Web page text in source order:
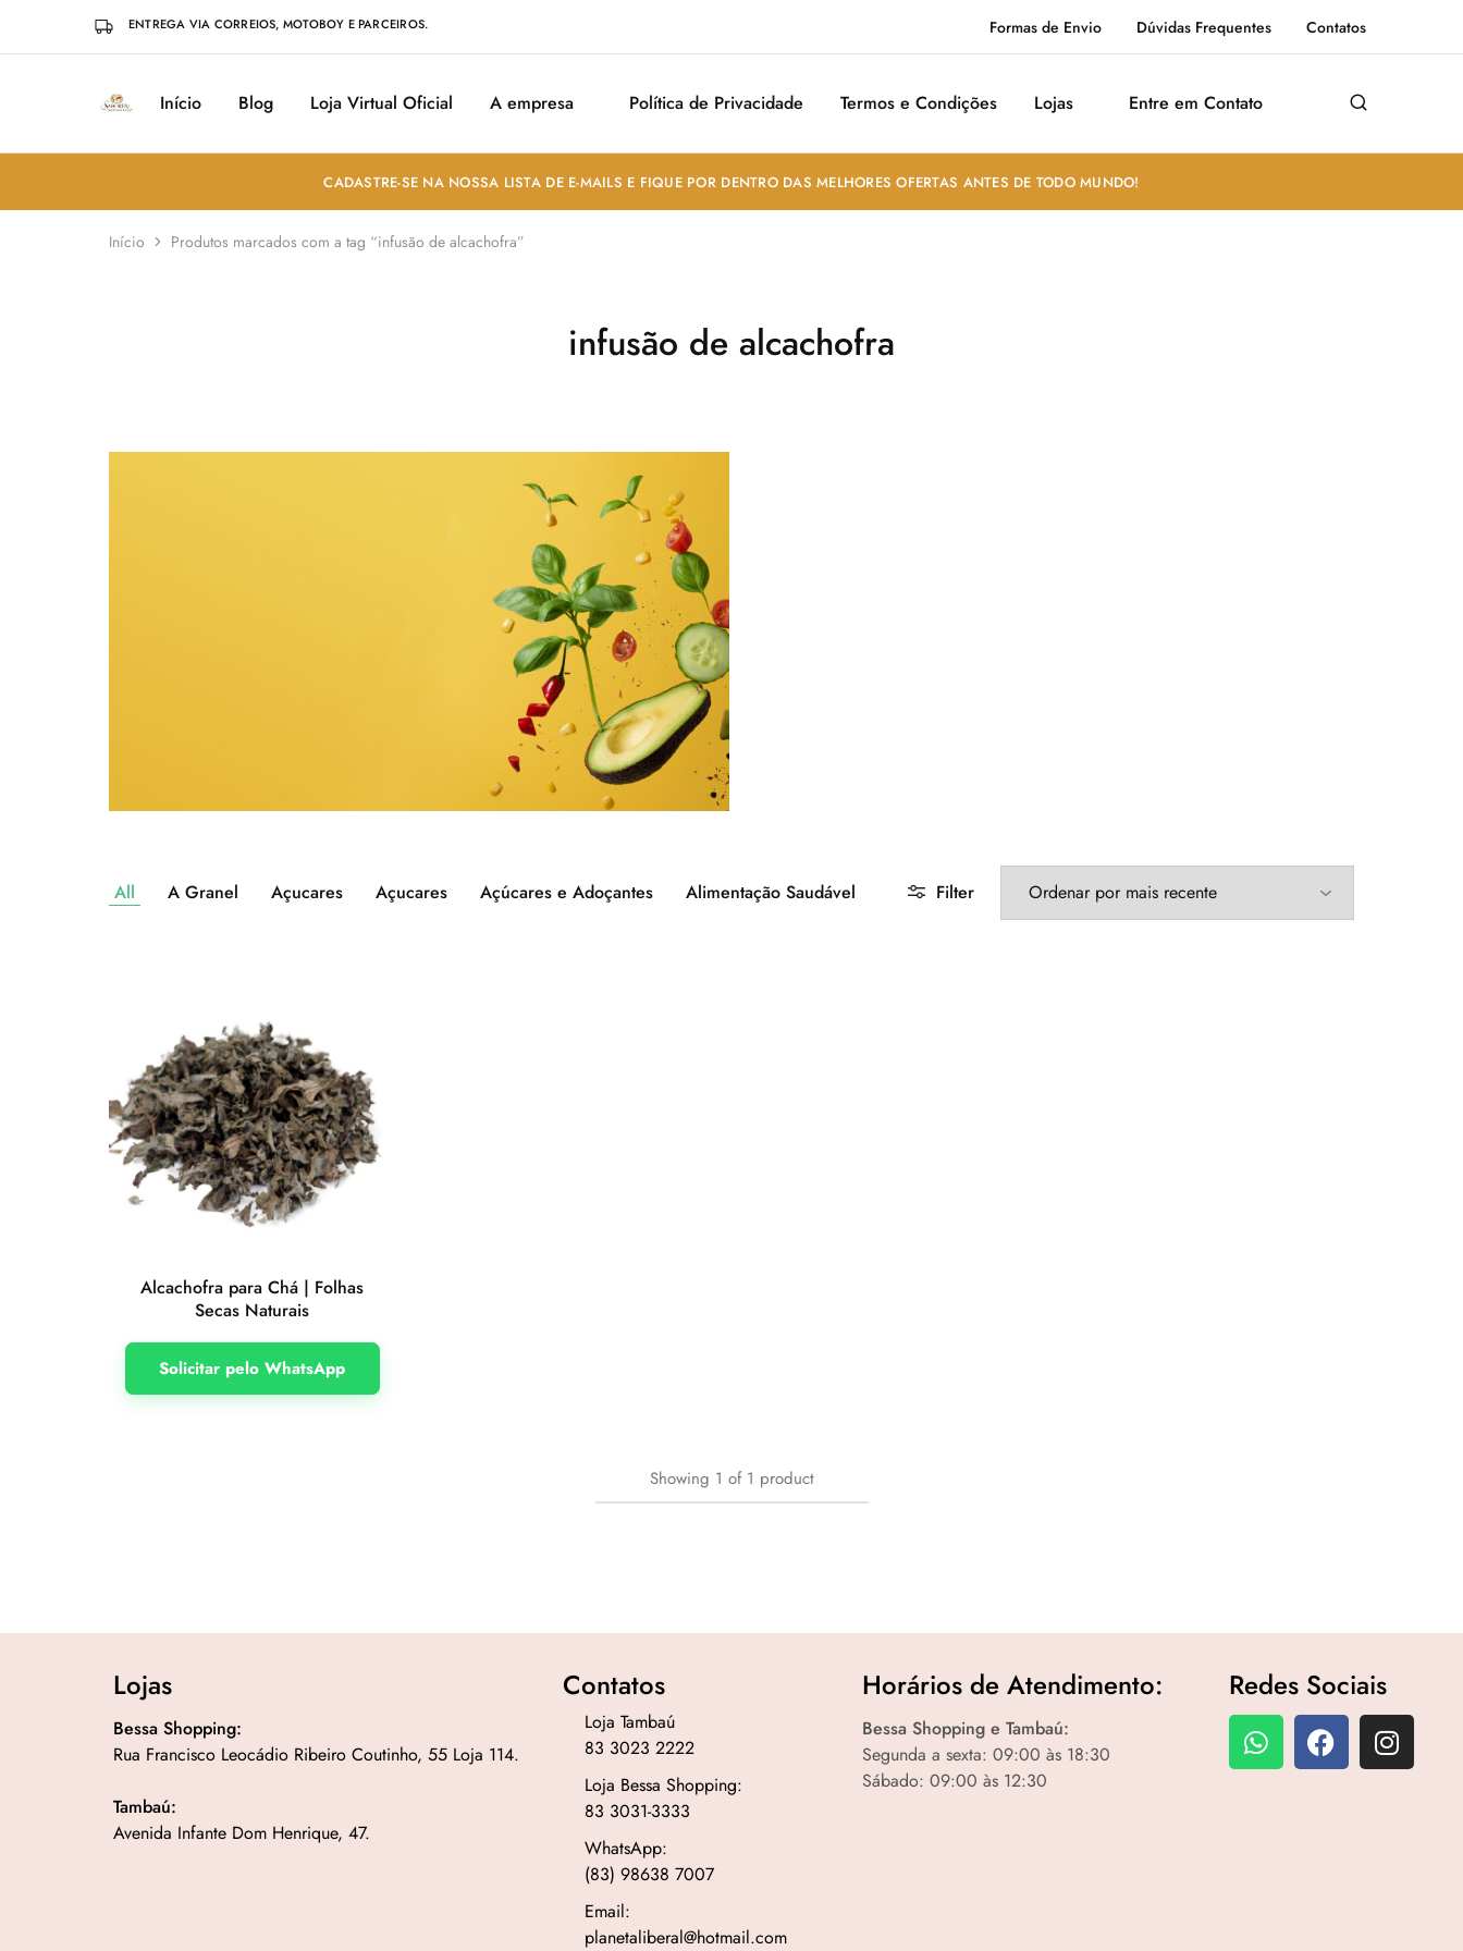
ENTREGA VIA CORREIOS, MOTOBOY E PARCEIROS. Formas de Envio Dúvidas Frequentes Contatos
Sabores
Sua
Temperos
em
João
Pessoa
Início Blog Loja Virtual Oficial A empresa Política de Privacidade Termos e Condições Lojas Entre em Contato
CADASTRE-SE NA NOSSA LISTA DE E-MAILS E FIQUE POR DENTRO DAS MELHORES OFERTAS ANTES DE TODO MUNDO!
Início Produtos marcados com a tag “infusão de alcachofra”
infusão de alcachofra
All A Granel Açucares Açucares Açúcares e Adoçantes Alimentação Saudável Filter
Alcachofra para Chá | Folhas
Secas Naturais
Solicitar pelo WhatsApp
Showing 1 of 1 product
Lojas
Bessa Shopping:
Rua Francisco Leocádio Ribeiro Coutinho, 55 Loja 114.
Tambaú:
Avenida Infante Dom Henrique, 47.
Contatos
Loja Tambaú
83 3023 2222
Loja Bessa Shopping:
83 3031-3333
WhatsApp:
(83) 98638 7007
Email:
planetaliberal@hotmail.com
Horários de Atendimento:
Bessa Shopping e Tambaú:
Segunda a sexta: 09:00 às 18:30
Sábado: 09:00 às 12:30
Redes Sociais